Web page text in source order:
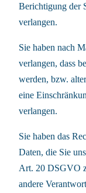
Berichtigung der
verlangen.
Sie haben nach
verlangen, dass
werden, bzw.
eine
verlangen.
Sie haben das
Daten, die Sie
Art. 20 DSGVO
andere